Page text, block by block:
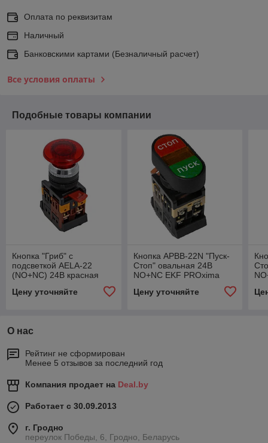
Оплата по реквизитам
Наличный
Банковскими картами (Безналичный расчет)
Все условия оплаты
Подобные товары компании
Кнопка "Гриб" с
подсветкой AELA-22
(NO+NC) 24В красная
Цену уточняйте
Кнопка APBB-22N "Пуск-
Стоп" овальная 24В
NO+NC EKF PROxima
Цену уточняйте
О нас
Рейтинг не сформирован
Менее 5 отзывов за последний год
Компания продает на Deal.by
Работает с 30.09.2013
г. Гродно
переулок Победы, 6, Гродно, Беларусь